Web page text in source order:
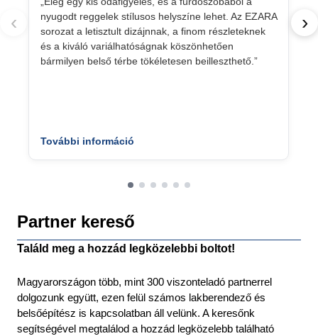
nyugodt reggelek stílusos helyszíne lehet. Az EZARA
sorozat a letisztult dizájnnak, a finom részleteknek
és a kiváló variálhatóságnak köszönhetően
bármilyen belső térbe tökéletesen beilleszthető.”
További információ
‹ ›
Partner kereső
Találd meg a hozzád legközelebbi boltot!
Magyarországon több, mint 300 viszonteladó partnerrel
dolgozunk együtt, ezen felül számos lakberendező és
belsőépítész is kapcsolatban áll velünk. A keresőnk
segítségével megtalálod a hozzád legközelebb található